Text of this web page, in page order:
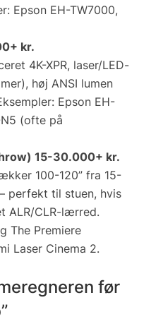
Epson EH-TW7000,
kr.
4K-XPR, laser/LED-
høj ANSI lumen
Epson EH-
(ofte på
15-30.000+ kr.
100-120” fra 15-
perfekt til stuen, hvis
ALR/CLR-lærred.
The Premiere
Laser Cinema 2.
før